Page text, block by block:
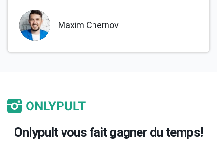
Maxim Chernov
Onlypult vous fait gagner du temps!